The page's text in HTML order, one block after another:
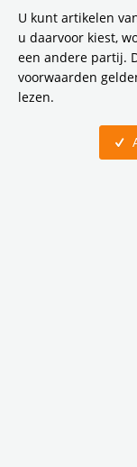
DEF.incl
U kunt artikelen
u daarvoor kiest,
een andere partij.
voorwaarden
lezen.